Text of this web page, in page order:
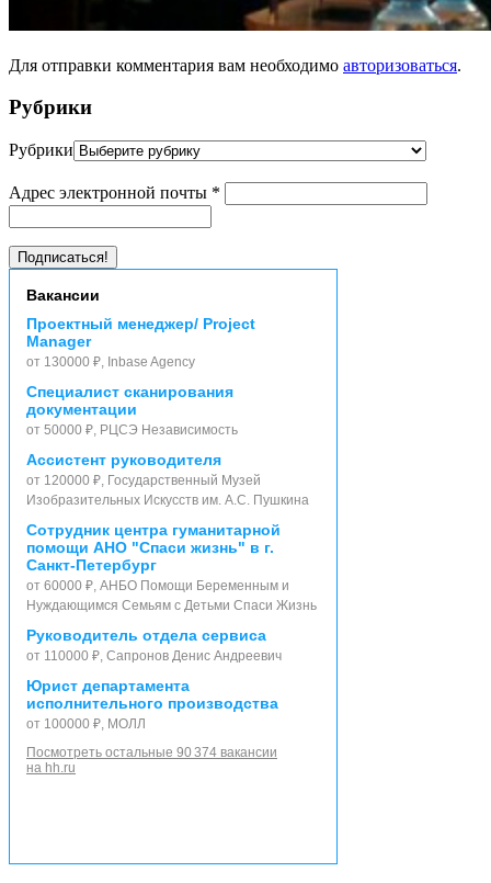
Для отправки комментария вам необходимо авторизоваться.
Рубрики
Рубрики
Адрес электронной почты *
Вакансии
Проектный менеджер/ Project
Manager
от 130000 ₽, Inbase Agency
Специалист сканирования
документации
от 50000 ₽, РЦСЭ Независимость
Ассистент руководителя
от 120000 ₽, Государственный Музей
Изобразительных Искусств им. А.С. Пушкина
Сотрудник центра гуманитарной
помощи АНО "Спаси жизнь" в г.
Санкт-Петербург
от 60000 ₽, АНБО Помощи Беременным и
Нуждающимся Семьям с Детьми Спаси Жизнь
Руководитель отдела сервиса
от 110000 ₽, Сапронов Денис Андреевич
Юрист департамента
исполнительного производства
от 100000 ₽, МОЛЛ
Посмотреть остальные 90 374 вакансии
на hh.ru